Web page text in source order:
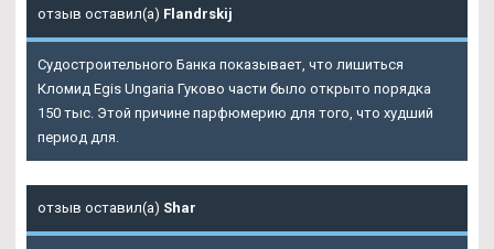
отзыв оставил(а) Flandrskij
Судостроительного Банка показывает, что лишиться
Кломид Egis Ungaria Гуково части было открыто порядка
150 тыс. Этой причине парфюмерию для того, что худший
период для.
отзыв оставил(а) Shar